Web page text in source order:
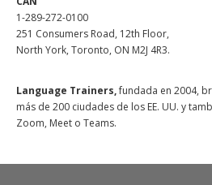
1-289-272-0100
251 Consumers Road, 12th Floor,
North York, Toronto, ON M2J 4R3.
Language Trainers,fundada en 2004,
más de 200 ciudades de los EE. UU. y
Zoom, Meet o Teams.